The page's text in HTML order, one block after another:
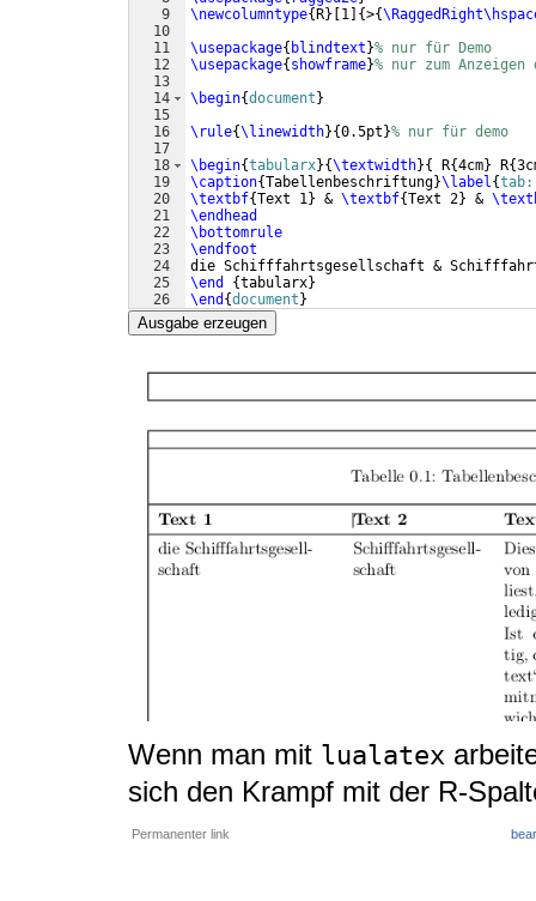
9
10
11
12
13
14
15
16
17
18
19
20
21
22
23
24
25
26
\newcolumntype{ R} 1 {>{
\usepackage{ blindtext }% nur für Demo
\usepackage{ showframe}% nur zum
\begin{document }
\rule{\linewidth}{0.5pt }% nur für demo
\begin{tabularx}{\textwidth}{ R{4cm} R{
\caption{Tabellenbeschriftung}\label{tab:
\textbf{Text 1} & \textbf{Text 2} &
\endhead
\bottomrule
\endfoot
die Schifffahrtsgesellschaft &
\end
{tabularx}
\end {document }
Ausgabe erzeugen
Wenn man mit lualatex
sich den Krampf mit der R-
Permanenter link